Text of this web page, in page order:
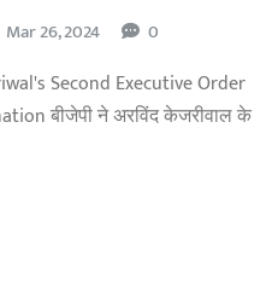
Mar 26, 2024 0
Second Executive Order
बीजेपी ने अरविंद केजरीवाल के